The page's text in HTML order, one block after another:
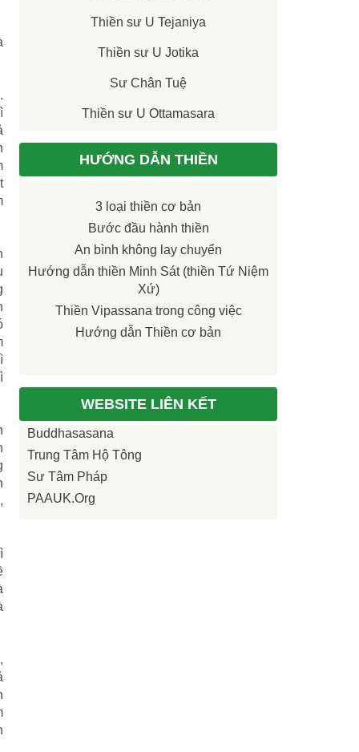
Thiền sư U Tejaniya
Thiền sư U Jotika
Sư Chân Tuệ
Thiền sư U Ottamasara
HƯỚNG DẪN THIỀN
3 loại thiền cơ bản
Bước đầu hành thiền
An bình không lay chuyển
Hướng dẫn thiền Minh Sát (thiền Tứ Niệm
Xứ)
Thiền Vipassana trong công việc
Hướng dẫn Thiền cơ bản
WEBSITE LIÊN KẾT
Buddhasasana
Trung Tâm Hộ Tông
Sư Tâm Pháp
PAAUK.org